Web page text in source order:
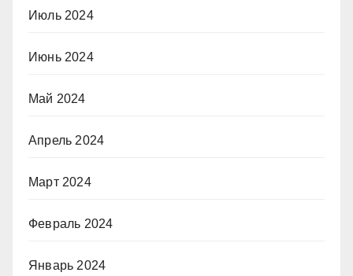
Июль 2024
Июнь 2024
Май 2024
Апрель 2024
Март 2024
Февраль 2024
Январь 2024